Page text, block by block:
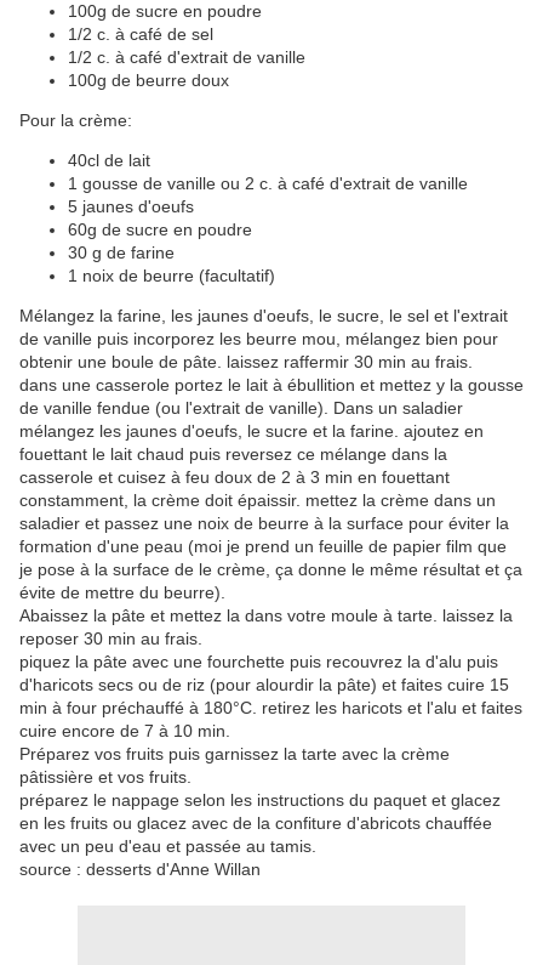
100g de sucre en poudre
1/2 c. à café de sel
1/2 c. à café d'extrait de vanille
100g de beurre doux
Pour la crème:
40cl de lait
1 gousse de vanille ou 2 c. à café d'extrait de vanille
5 jaunes d'oeufs
60g de sucre en poudre
30 g de farine
1 noix de beurre (facultatif)
Mélangez la farine, les jaunes d'oeufs, le sucre, le sel et l'extrait
de vanille puis incorporez les beurre mou, mélangez bien pour
obtenir une boule de pâte. laissez raffermir 30 min au frais.
dans une casserole portez le lait à ébullition et mettez y la gousse
de vanille fendue (ou l'extrait de vanille). Dans un saladier
mélangez les jaunes d'oeufs, le sucre et la farine. ajoutez en
fouettant le lait chaud puis reversez ce mélange dans la
casserole et cuisez à feu doux de 2 à 3 min en fouettant
constamment, la crème doit épaissir. mettez la crème dans un
saladier et passez une noix de beurre à la surface pour éviter la
formation d'une peau (moi je prend un feuille de papier film que
je pose à la surface de le crème, ça donne le même résultat et ça
évite de mettre du beurre).
Abaissez la pâte et mettez la dans votre moule à tarte. laissez la
reposer 30 min au frais.
piquez la pâte avec une fourchette puis recouvrez la d'alu puis
d'haricots secs ou de riz (pour alourdir la pâte) et faites cuire 15
min à four préchauffé à 180°C. retirez les haricots et l'alu et faites
cuire encore de 7 à 10 min.
Préparez vos fruits puis garnissez la tarte avec la crème
pâtissière et vos fruits.
préparez le nappage selon les instructions du paquet et glacez
en les fruits ou glacez avec de la confiture d'abricots chauffée
avec un peu d'eau et passée au tamis.
source : desserts d'Anne Willan